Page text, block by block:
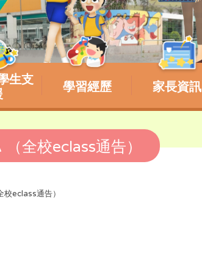
生支
學習經歷 家長資訊
全校eclass通告）
eclass通告）